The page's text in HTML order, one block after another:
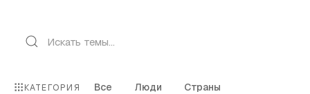
КАТЕГОРИЯ Все Люди
Страны